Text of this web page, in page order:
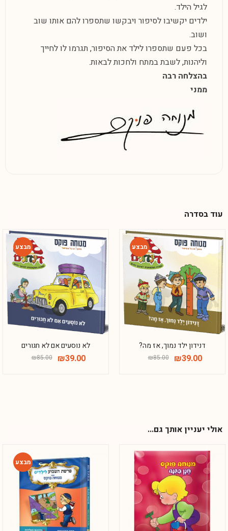
לגיל הילד.
ילדים יקשיבו לסיפור ויבקשו שתספרו להם אותו שוב
ושוב.
בכל פעם שתספרו לילד את הסיפור, תגרמו לו לחייך
וליהנות, לשבת במתח ולחכות לבאות.
בהצלחה רבה
ממני
עוד בסדרה
-54%
לא נוסעים אם לא חגורים
₪85.00 ₪39.00
-54%
דנידון ילד נמוך, אז מה?
₪85.00 ₪39.00
אולי יעניין אותך גם...
-42%